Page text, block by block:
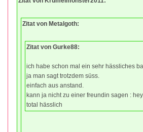
Zitat von Metalgoth:
Zitat von Gurke88:
ich habe schon mal ein sehr hässliches
ja man sagt trotzdem süss.
einfach aus anstand.
kann ja nicht zu einer freundin sagen :
total hässlich